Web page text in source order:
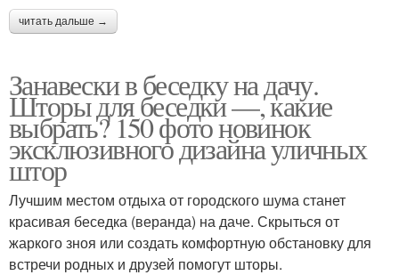
читать дальше →
Занавески в беседку на дачу.
Шторы для беседки —, какие
выбрать? 150 фото новинок
эксклюзивного дизайна уличных
штор
Лучшим местом отдыха от городского шума станет
красивая беседка (веранда) на даче. Скрыться от
жаркого зноя или создать комфортную обстановку для
встречи родных и друзей помогут шторы.